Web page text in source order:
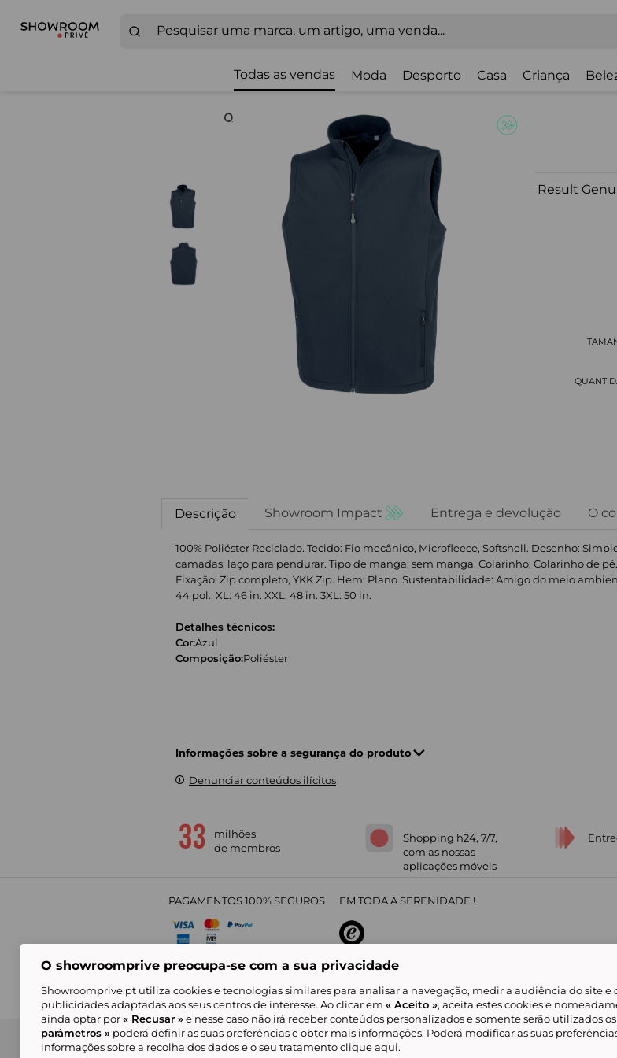
Todas as vendas Moda Desporto Casa Criança
Result
Descrição Showroom Impact Entrega e devolução O
100% Poliéster Reciclado. Tecido: Fio mecânico, Microfleece, Softshell. Desenho:
camadas, laço para pendurar. Tipo de manga: sem manga. Colarinho: Colarinho de
Fixação: Zip completo, YKK Zip. Hem: Plano. Sustentabilidade: Amigo do meio
44 pol.. XL: 46 in. XXL: 48 in. 3XL: 50 in.
Detalhes técnicos:
Cor:Azul
Composição:Poliéster
Informações sobre a segurança do produto
Denunciar conteúdos ilícitos
milhões
de membros
Shopping h24, 7/7,
com as nossas
aplicações móveis
PAGAMENTOS 100% SEGUROS EM TODA A SERENIDADE !
4,31/5 sobre
Condições Gerais de Venda Política de Confidencialidade Livro de Reclamações Showroomprive group
de Marketplace
O showroomprive preocupa-se com a sua privacidade
Showroomprive.pt utiliza cookies e tecnologias similares para analisar a navegação, medir a audiência do site
publicidades adaptadas aos seus centros de interesse. Ao clicar em « Aceito », aceita estes cookies e
ainda optar por« Recusar »e nesse caso não irá receber conteúdos personalizados e somente serão utilizados
parâmetros » poderá definir as suas preferências e obter mais informações. Poderá modificar as suas
informações sobre a recolha dos dados e o seu tratamento cliqueaqui.